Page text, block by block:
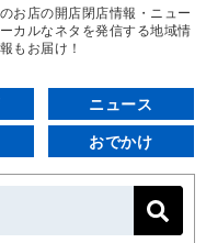
お店の開店閉店情報・ニュー
カルなネタを発信する地域情
もお届け！
ニュース
おでかけ